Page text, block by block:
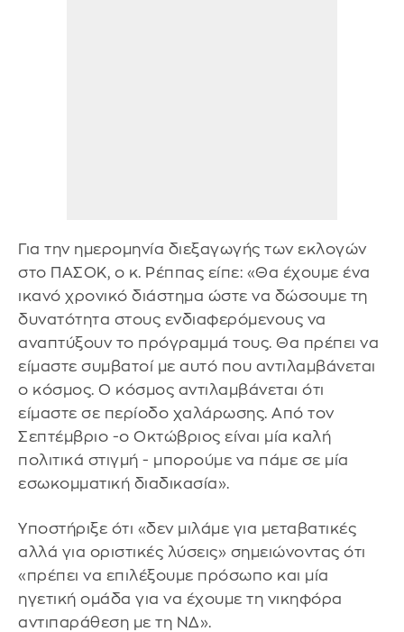
Για την ημερομηνία διεξαγωγής των εκλογών
στο ΠΑΣΟΚ, ο κ. Ρέππας είπε: «Θα έχουμε ένα
ικανό χρονικό διάστημα ώστε να δώσουμε τη
δυνατότητα στους ενδιαφερόμενους να
αναπτύξουν το πρόγραμμά τους. Θα πρέπει να
είμαστε συμβατοί με αυτό που αντιλαμβάνεται
ο κόσμος. Ο κόσμος αντιλαμβάνεται ότι
είμαστε σε περίοδο χαλάρωσης. Από τον
Σεπτέμβριο -ο Οκτώβριος είναι μία καλή
πολιτικά στιγμή - μπορούμε να πάμε σε μία
εσωκομματική διαδικασία».
Υποστήριξε ότι «δεν μιλάμε για μεταβατικές
αλλά για οριστικές λύσεις» σημειώνοντας ότι
«πρέπει να επιλέξουμε πρόσωπο και μία
ηγετική ομάδα για να έχουμε τη νικηφόρα
αντιπαράθεση με τη ΝΔ».